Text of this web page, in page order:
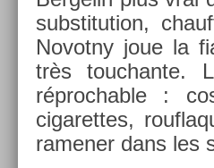
sub­stitu­tion,
Novot­ny joue la
très touc­hante.
réproch­able :
cigaret­tes,
ramen­er dans les